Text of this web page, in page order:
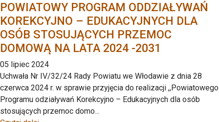
POWIATOWY PROGRAM ODDZIAŁYWAŃ
KOREKCYJNO – EDUKACYJNYCH DLA
OSÓB STOSUJĄCYCH PRZEMOC
DOMOWĄ NA LATA 2024 -2031
05 lipiec 2024
Uchwała Nr IV/32/24 Rady Powiatu we Włodawie z dnia 28
czerwca 2024 r. w sprawie przyjęcia do realizacji ,,Powiatowego
Programu odziaływań Korekcyjno – Edukacyjnych dla osób
stosujących przemoc domo...